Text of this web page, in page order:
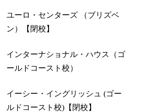
ユーロ・センターズ （ブリズベ
ン）【閉校】
インターナショナル・ハウス（ゴ
ールドコースト校）
イーシー・イングリッシュ (ゴー
ルドコースト校)【閉校】